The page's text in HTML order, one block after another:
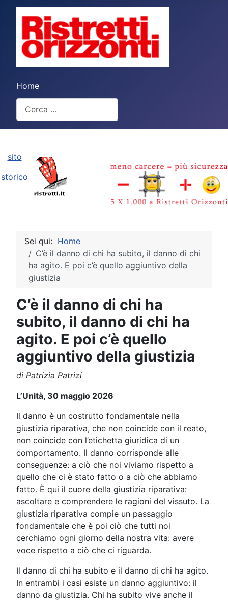
Home
Cerca
sito
storico
Sei qui: Home
C’è il danno di chi ha subito, il danno di chi
ha agito. E poi c’è quello aggiuntivo della
giustizia
C’è il danno di chi ha
subito, il danno di chi ha
agito. E poi c’è quello
aggiuntivo della giustizia
di Patrizia Patrizi
L’Unità, 30 maggio 2026
Il danno è un costrutto fondamentale nella
giustizia riparativa, che non coincide con il reato,
non coincide con l’etichetta giuridica di un
comportamento. Il danno corrisponde alle
conseguenze: a ciò che noi viviamo rispetto a
quello che ci è stato fatto o a ciò che abbiamo
fatto. È qui il cuore della giustizia riparativa:
ascoltare e comprendere le ragioni del vissuto. La
giustizia riparativa compie un passaggio
fondamentale che è poi ciò che tutti noi
cerchiamo ogni giorno della nostra vita: avere
voce rispetto a ciò che ci riguarda.
Il danno di chi ha subito e il danno di chi ha agito.
In entrambi i casi esiste un danno aggiuntivo: il
danno da giustizia. Chi ha subito vive anche il